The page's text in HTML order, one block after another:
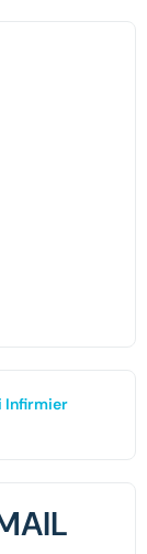
Infirmier